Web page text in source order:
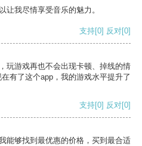
让我尽情享受音乐的魅力。
支持[0] 反对[0]
玩游戏再也不会出现卡顿、掉线的情
有了这个app，我的游戏水平提升了
支持[0] 反对[0]
能够找到最优惠的价格，买到最合适